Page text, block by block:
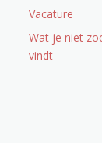
Vacature
Wat je niet
vindt